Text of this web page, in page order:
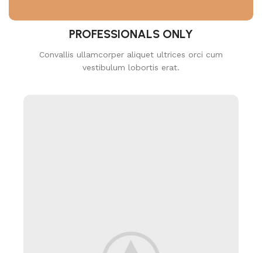
PROFESSIONALS ONLY
Convallis ullamcorper aliquet ultrices orci cum
vestibulum lobortis erat.